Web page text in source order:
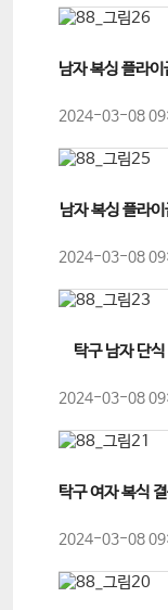
2024-03-08
남자 복싱 플라
2024-03-08
탁구 남자 단
2024-03-08
2024-03-08